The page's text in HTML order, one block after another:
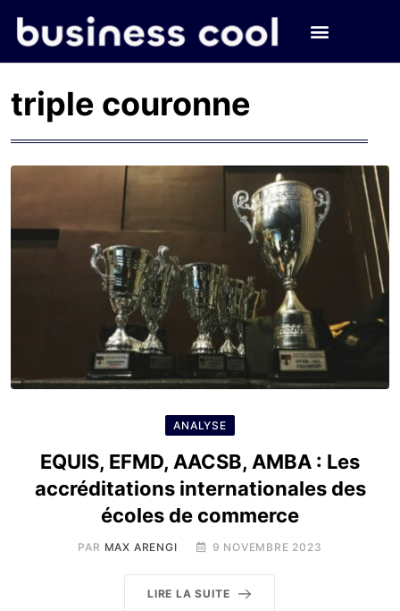
triple couronne
ANALYSE
EQUIS, EFMD, AACSB, AMBA : Les
accréditations internationales des
écoles de commerce
PAR MAX ARENGI 9 NOVEMBRE 2023
LIRE LA SUITE